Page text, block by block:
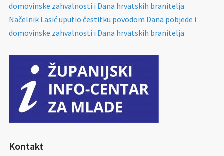
domovinske zahvalnosti i Dana hrvatskih branitelja
Načelnik Lasić uputio čestitku povodom Dana pobjede i
domovinske zahvalnosti i Dana hrvatskih branitelja
Kontakt